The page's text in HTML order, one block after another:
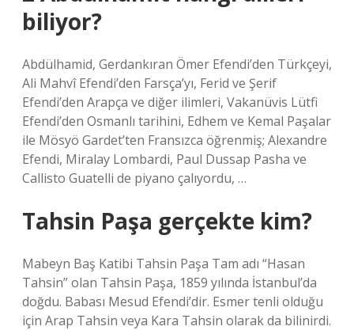
biliyor?
Abdülhamid, Gerdankıran Ömer Efendi’den Türkçeyi,
Ali Mahvî Efendi’den Farsça’yı, Ferid ve Şerif
Efendi’den Arapça ve diğer ilimleri, Vakanüvis Lütfi
Efendi’den Osmanlı tarihini, Edhem ve Kemal Paşalar
ile Mösyö Gardet’ten Fransızca öğrenmiş; Alexandre
Efendi, Miralay Lombardi, Paul Dussap Pasha ve
Callisto Guatelli de piyano çalıyordu, …
Tahsin Paşa gerçekte kim?
Mabeyn Baş Katibi Tahsin Paşa Tam adı “Hasan
Tahsin” olan Tahsin Paşa, 1859 yılında İstanbul’da
doğdu. Babası Mesud Efendi’dir. Esmer tenli olduğu
için Arap Tahsin veya Kara Tahsin olarak da bilinirdi.